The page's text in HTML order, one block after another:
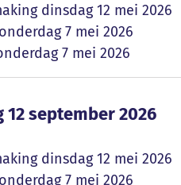
dinsdag 12 mei 2026
7 mei 2026
7 mei 2026
september 2026
september 2026
dinsdag 12 mei 2026
7 mei 2026